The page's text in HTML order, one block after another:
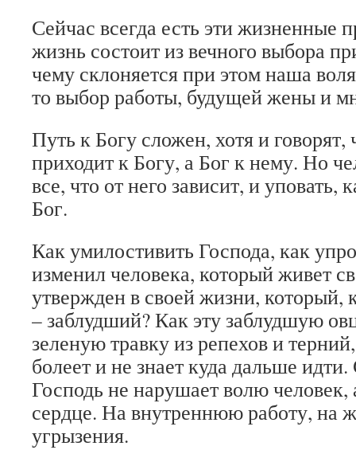
Сейчас всегда есть эти жизненные
жизнь состоит из вечного выбора
чему склоняется при этом наша
то выбор работы, будущей жены и
Путь к Богу сложен, хотя и говорят,
приходит к Богу, а Бог к нему. Но
все, что от него зависит, и уповать,
Бог.
Как умилостивить Господа, как
изменил человека, который живет
утвержден в своей жизни, который,
– заблудший? Как эту заблудшую
зеленую травку из репехов и
болеет и не знает куда дальше
Господь не нарушает волю человек,
сердце. На внутреннюю работу, на
угрызения.